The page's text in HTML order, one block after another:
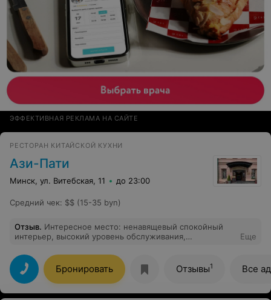
ЭФФЕКТИВНАЯ РЕКЛАМА НА САЙТЕ
РЕСТОРАН КИТАЙСКОЙ КУХНИ
Ази-Пати
Минск, ул. Витебская, 11 до 23:00
Средний чек: $$ (15-35 byn)
Отзыв. Интересное место: ненавящевый спокойный
интерьер, высокий уровень обслуживания,
самостоятельно из имеющихся в наличие
(представлены в ассортименте прямо на виду).
Хотелось бы выразить благодарность официантке
Татьяне - тактичная и доброжелательная девушка,
подробно рассказала про особенности приготовления
Еще
Бронировать Отзывы1 Все